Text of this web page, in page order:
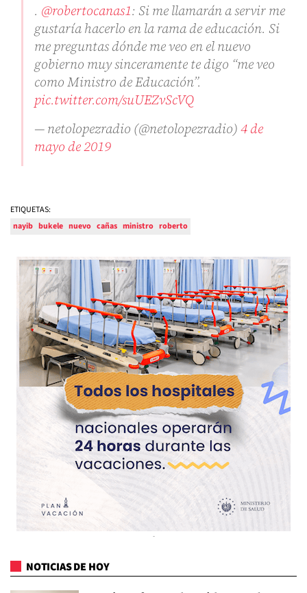
. @robertocanas1: Si me llamarán a servir me
gustaría hacerlo en la rama de educación. Si
me preguntas dónde me veo en el nuevo
gobierno muy sinceramente te digo “me veo
como Ministro de Educación”.
pic.twitter.com/suUEZvScVQ
— netolopezradio (@netolopezradio)4 de
mayo de 2019
ETIQUETAS:
nayib bukele nuevo cañas ministro roberto
NOTICIAS DE HOY